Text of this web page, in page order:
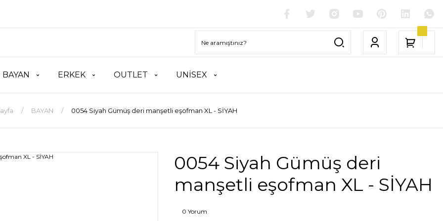
BAYAN ERKEK OUTLET UNİSEX
BAYAN 0054 Siyah Gümüş deri manşetli eşofman XL - SİYAH
0054 Siyah Gümüş deri
manşetli eşofman XL - SİYAH
0 Yorum